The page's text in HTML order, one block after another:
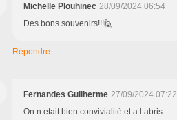
Michelle Plouhinec 28/09/2024 06:54
Des bons souvenirs!!!🙋
Répondre
Fernandes Guilherme 27/09/2024 07:22
On n etait bien convivialité et a l abris